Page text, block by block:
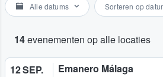
Alle datums Sorteren op
14evenementen op alle locaties
12 SEP. Emanero Málaga